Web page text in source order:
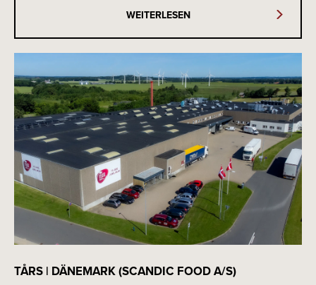
WEITERLESEN
TÅRS | DÄNEMARK (SCANDIC FOOD A/S)